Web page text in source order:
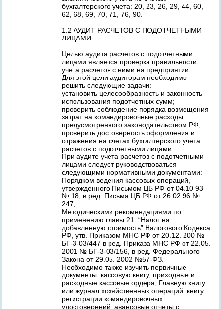
бухгалтерского учета: 20, 23, 26, 29, 44, 60,
62, 68, 69, 70, 71, 76, 90.
1.2 АУДИТ РАСЧЕТОВ С ПОДОТЧЕТНЫМИ
ЛИЦАМИ
Целью аудита расчетов с подотчетными
лицами является проверка правильности
учета расчетов с ними на предприятии.
Для этой цели аудиторам необходимо
решить следующие задачи:
установить целесообразность и законность
использования подотчетных сумм;
проверить соблюдение порядка возмещения
затрат на командировочные расходы,
предусмотренного законодательством РФ;
проверить достоверность оформления и
отражения на счетах бухгалтерского учета
расчетов с подотчетными лицами.
При аудите учета расчетов с подотчетными
лицами следует руководствоваться
следующими нормативными документами:
Порядком ведения кассовых операций,
утвержденного Письмом ЦБ РФ от 04.10 93
№ 18, в ред. Письма ЦБ РФ от 26.02.96 №
247;
Методическими рекомендациями по
применению главы 21. “Налог на
добавленную стоимость” Налогового Кодекса
РФ, утв. Приказом МНС РФ от 20.12. 200 №
БГ-3-03/447 в ред. Приказа МНС РФ от 22.05.
2001 № БГ-3-03/156, в ред. Федерального
Закона от 29.05. 2002 №57-ФЗ.
Необходимо также изучить первичные
документы: кассовую книгу, приходные и
расходные кассовые ордера, Главную книгу
или журнал хозяйственных операций, книгу
регистрации командировочных
удостоверений, авансовые отчеты с